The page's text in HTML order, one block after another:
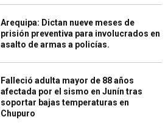
Arequipa: Dictan nueve meses de
prisión preventiva para involucrados en
asalto de armas a policías.
Falleció adulta mayor de 88 años
afectada por el sismo en Junín tras
soportar bajas temperaturas en
Chupuro